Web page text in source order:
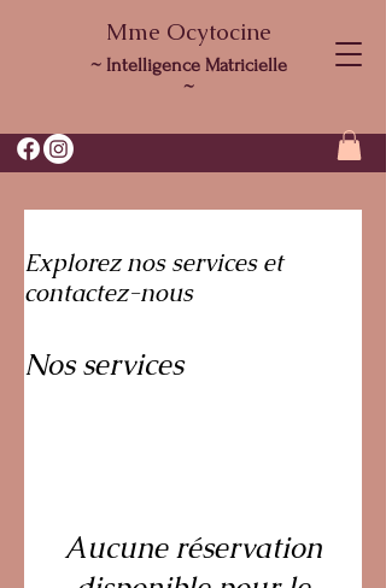
Mme Ocytocine
~ Intelligence Matricielle
~
Explorez nos services et
contactez-nous
Nos services
Aucune réservation